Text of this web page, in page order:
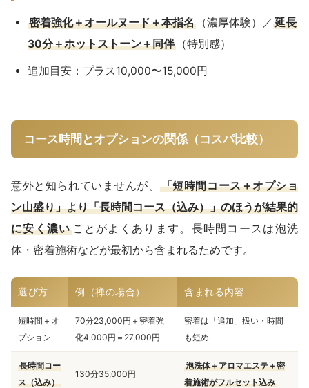
密着強化＋オールヌード＋本指名 （濃厚体験）／ 延長
30分＋ホットストーン＋同伴
（特別感）
追加目安：プラス10,000〜15,000円
コース時間とオプションの関係（コスパ比較）
意外と知られていませんが、
「短時間コース＋オプショ
ン山盛り」より「長時間コース（込み）」のほうが結果的
に安く濃いことがよくあります。長時間コースは泡洗
体・密着施術などが最初から含まれるためです。
選び方 例（禅の場合） 含まれる内容
短時間＋オ
プション
70分23,000円＋密着強
化4,000円＝27,000円
密着は「追加」扱い・時間
も短め
長時間コー
ス（込み）
130分35,000円
泡洗体＋アロマエステ＋密
着施術がフルセット込み